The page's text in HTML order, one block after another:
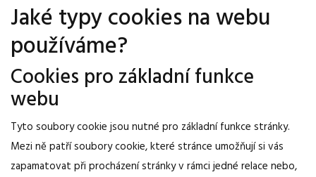
Jaké typy cookies na webu
používáme?
Cookies pro základní funkce
webu
Tyto soubory cookie jsou nutné pro základní funkce stránky.
Mezi ně patří soubory cookie, které stránce umožňují si vás
zapamatovat při procházení stránky v rámci jedné relace nebo,